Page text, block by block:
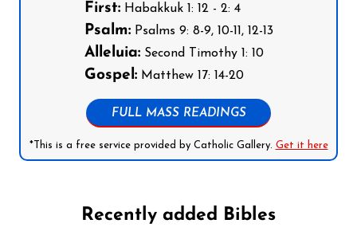
First:Habakkuk 1: 12 - 2: 4
Psalm:Psalms 9: 8-9, 10-11, 12-13
Alleluia:Second Timothy 1: 10
Gospel:Matthew 17: 14-20
FULL MASS READINGS
*This is a free service provided by Catholic Gallery. Get it here
Recently added Bibles